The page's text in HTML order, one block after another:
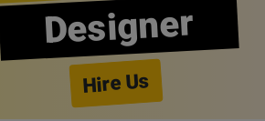
Designer
Hire Us